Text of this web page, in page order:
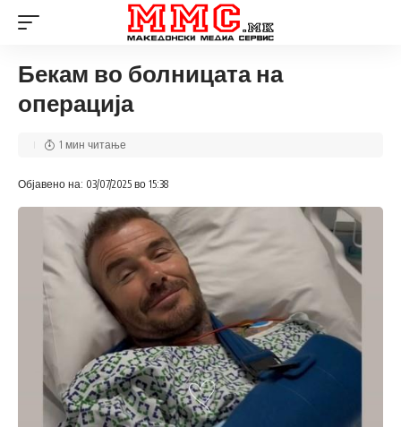
Бекам во болницата на
операција
Објавено на: 03/07/2025 во 15:38
1 мин читање